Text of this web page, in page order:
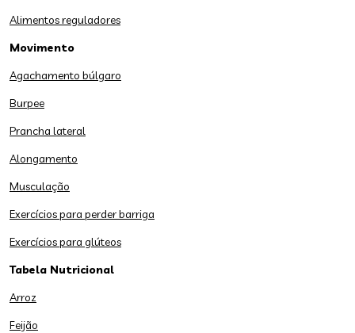
Alimentos reguladores
Movimento
Agachamento búlgaro
Burpee
Prancha lateral
Alongamento
Musculação
Exercícios para perder barriga
Exercícios para glúteos
Tabela Nutricional
Arroz
Feijão